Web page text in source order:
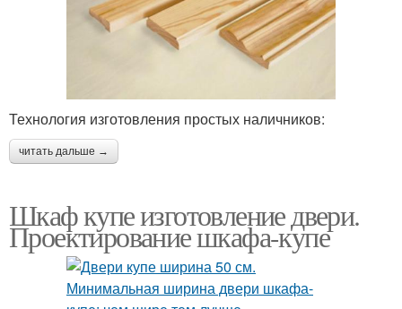
Технология изготовления простых наличников:
читать дальше →
Шкаф купе изготовление двери.
Проектирование шкафа-купе